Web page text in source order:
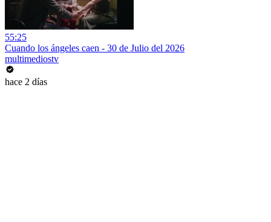
55:25
Cuando los ángeles caen - 30 de Julio del 2026
multimediostv
hace 2 días